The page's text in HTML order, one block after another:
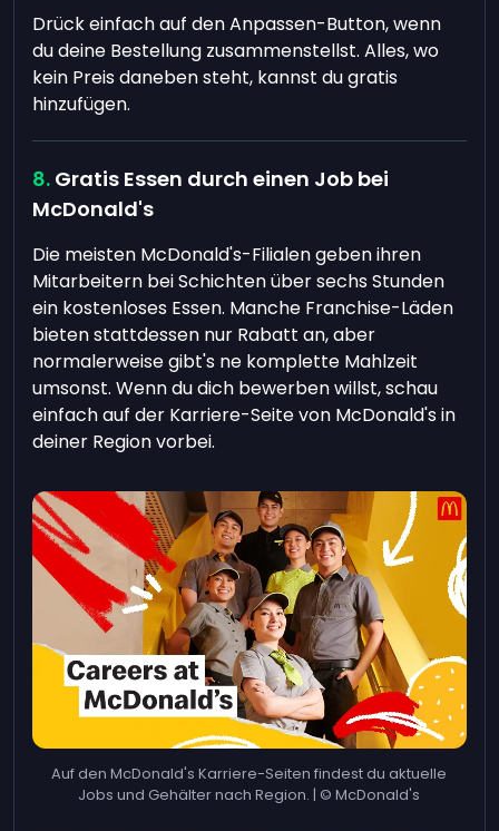
Drück einfach auf den Anpassen-Button, wenn
du deine Bestellung zusammenstellst. Alles, wo
kein Preis daneben steht, kannst du gratis
hinzufügen.
Gratis Essen durch einen Job bei
McDonald's
Die meisten McDonald's-Filialen geben ihren
Mitarbeitern bei Schichten über sechs Stunden
ein kostenloses Essen. Manche Franchise-Läden
bieten stattdessen nur Rabatt an, aber
normalerweise gibt's ne komplette Mahlzeit
umsonst. Wenn du dich bewerben willst, schau
einfach auf der Karriere-Seite von McDonald's in
deiner Region vorbei.
Auf den McDonald's Karriere-Seiten findest du aktuelle
Jobs und Gehälter nach Region. | © McDonald's